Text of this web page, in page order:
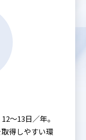
～13日／年。
得しやすい環